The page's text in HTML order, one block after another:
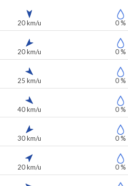
20 km/u 0 %
20 km/u 0 %
25 km/u 0 %
40 km/u 0 %
30 km/u 0 %
20 km/u 0 %